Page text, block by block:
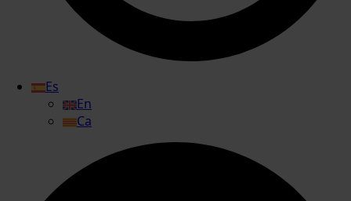
Es
En
Ca